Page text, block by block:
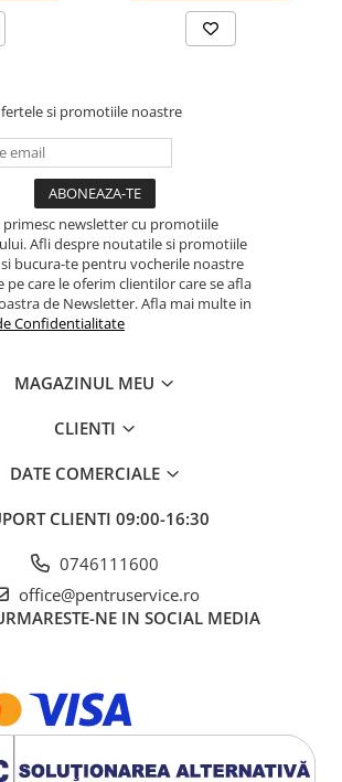
si promotiile noastre
primesc newsletter cu promotiile
Afli despre noutatile si promotiile
bucura-te pentru vocherile noastre
pe care le oferim clientilor care se afla
de Newsletter. Afla mai multe in
Confidentialitate
MAGAZINUL MEU
CLIENTI
DATE COMERCIALE
CLIENTI 09:00-16:30
0746111600
office@pentruservice.ro
NE IN SOCIAL MEDIA